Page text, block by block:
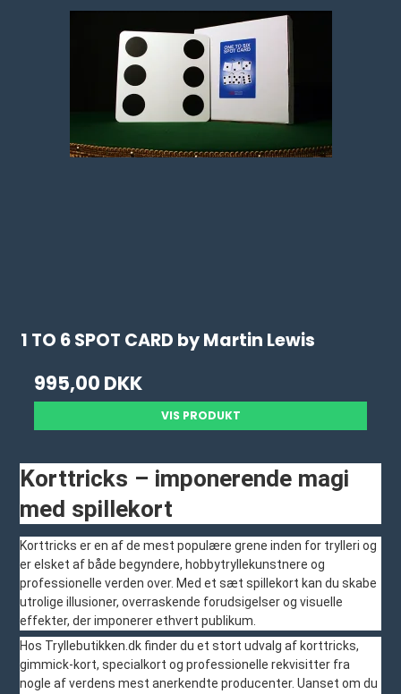
1 TO 6 SPOT CARD by Martin Lewis
995,00 DKK
VIS PRODUKT
Korttricks – imponerende magi
med spillekort
Korttricks er en af de mest populære grene inden for trylleri og
er elsket af både begyndere, hobbytryllekunstnere og
professionelle verden over. Med et sæt spillekort kan du skabe
utrolige illusioner, overraskende forudsigelser og visuelle
effekter, der imponerer ethvert publikum.
Hos Tryllebutikken.dk finder du et stort udvalg af korttricks,
gimmick-kort, specialkort og professionelle rekvisitter fra
nogle af verdens mest anerkendte producenter. Uanset om du